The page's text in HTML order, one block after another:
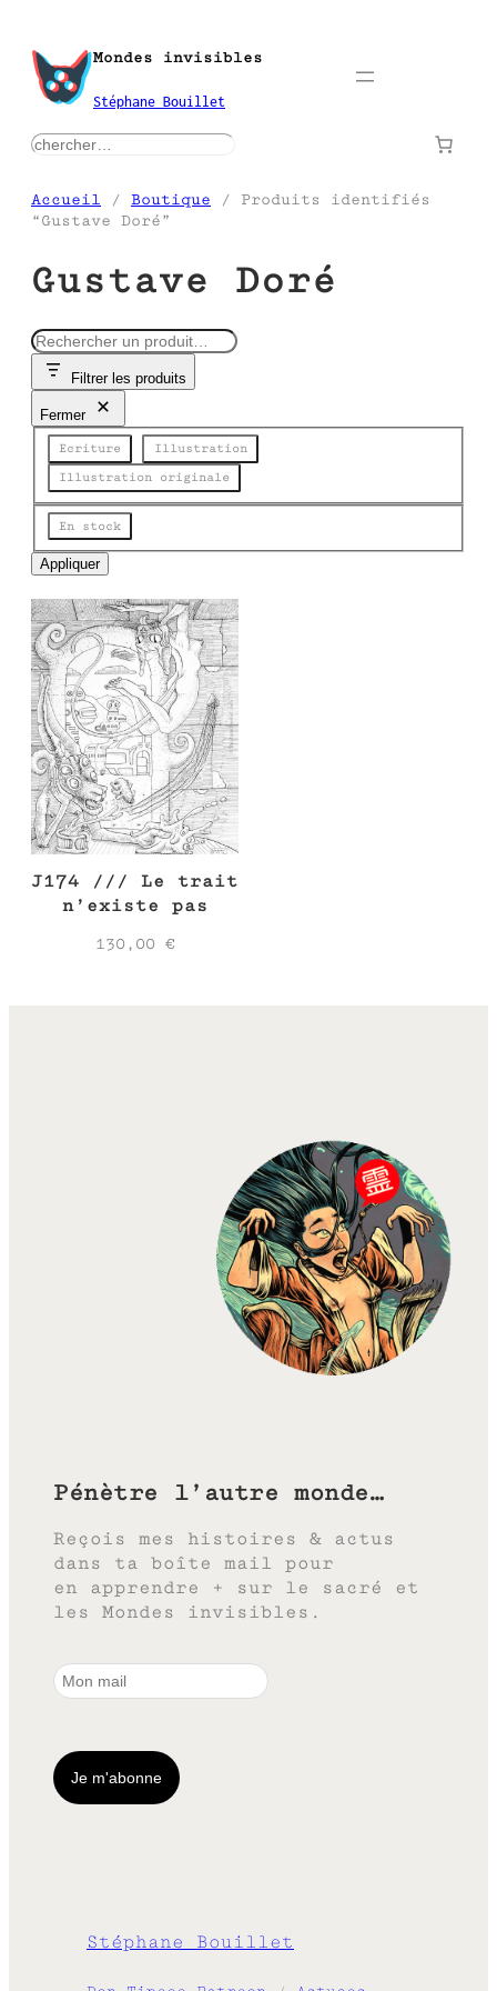
contenu
Mondes invisibles
Stéphane Bouillet
rechercher
Accueil / Boutique / Produits identifiés
“Gustave Doré”
Gustave Doré
R
e
e
e
Filtrer les produits
Fermer
Catégorie
Ecriture
Illustration
Illustration originale
Disponibilité
En stock
Appliquer
J174 /// Le trait
n’existe pas
130,00 €
Pénètre l’autre monde…
Reçois mes histoires & actus
dans ta boîte mail pour
en apprendre + sur le sacré et
les Mondes invisibles.
Stéphane Bouillet